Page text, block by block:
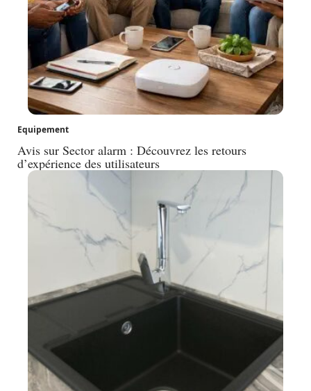
Equipement
Avis sur Sector alarm : Découvrez les retours
d’expérience des utilisateurs